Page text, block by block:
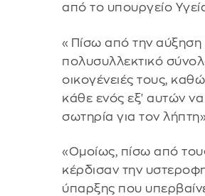
από το υπουργείο
«Πίσω από την αύξηση
πολυσυλλεκτικό
οικογένειές τους,
κάθε ενός εξ' αυτών να
σωτηρία για τον
«Ομοίως, πίσω από
κέρδισαν την
ύπαρξης που